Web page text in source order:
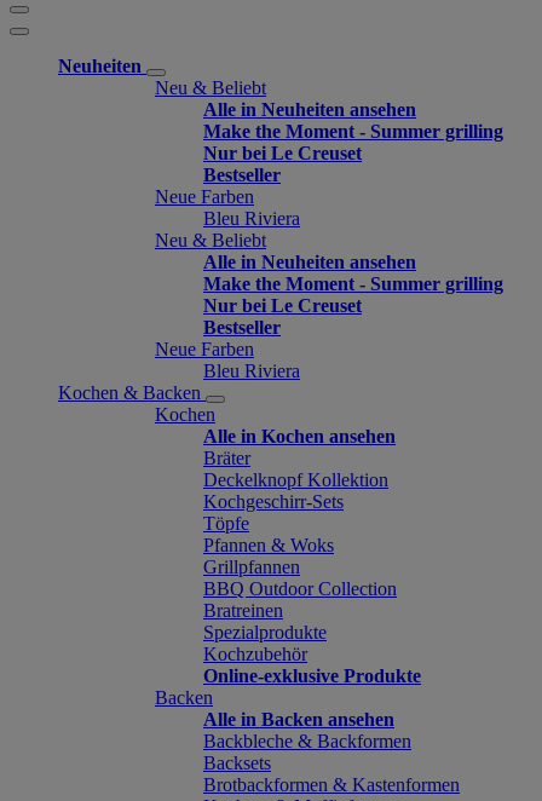
Neuheiten
Neu & Beliebt
Alle in Neuheiten ansehen
Make the Moment - Summer grilling
Nur bei Le Creuset
Bestseller
Neue Farben
Bleu Riviera
Neu & Beliebt
Alle in Neuheiten ansehen
Make the Moment - Summer grilling
Nur bei Le Creuset
Bestseller
Neue Farben
Bleu Riviera
Kochen & Backen
Kochen
Alle in Kochen ansehen
Bräter
Deckelknopf Kollektion
Kochgeschirr-Sets
Töpfe
Pfannen & Woks
Grillpfannen
BBQ Outdoor Collection
Bratreinen
Spezialprodukte
Kochzubehör
Online-exklusive Produkte
Backen
Alle in Backen ansehen
Backbleche & Backformen
Backsets
Brotbackformen & Kastenformen